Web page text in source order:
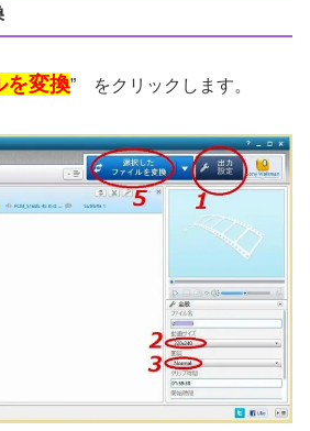
を変換” をクリックします。